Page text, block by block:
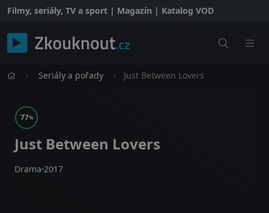
Filmy, seriály, TV a sport | Magazín | Katalog VOD
Seriály a pořady Just Between Lovers
77%
Just Between Lovers
Drama 2017